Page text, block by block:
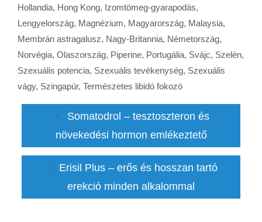
Hollandia, Hong Kong, Izomtömeg-gyarapodás,
Lengyelország, Magnézium, Magyarország, Malaysia,
Membrán astragalusz, Nagy-Britannia, Németország,
Norvégia, Olaszország, Piperine, Portugália, Svájc, Szelén,
Szexuális potencia, Szexuális tevékenység, Szexuális
vágy, Szingapúr, Természetes libidó fokozó
Somatodrol – tesztoszteron és
növekedési hormon emlékeztető
Erisil Plus – erős és hosszan tartó
erekció minden alkalommal